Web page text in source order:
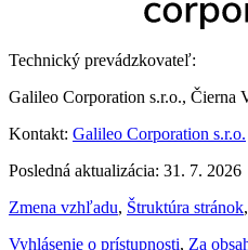
Technický prevádzkovateľ:
Galileo Corporation s.r.o., Čierna
Kontakt: Galileo Corporation s.r.o.
Posledná aktualizácia: 31. 7. 2026
Zmena vzhľadu, Štruktúra stránok,
Vyhlásenie o prístupnosti, Za